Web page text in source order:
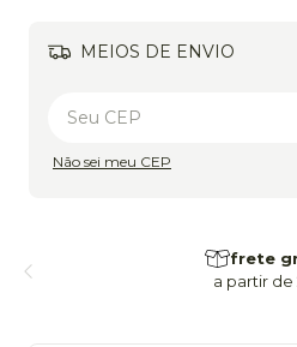
MEIOS DE ENVIO
Não sei meu CEP
frete
a partir de